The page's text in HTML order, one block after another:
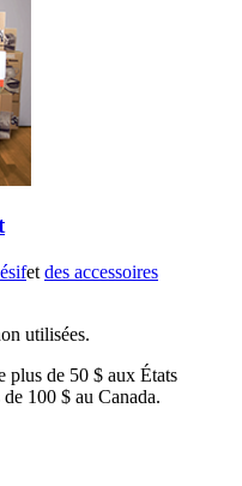
et des accessoires
utilisées.
plus de 50 $ aux États
100 $ au Canada.